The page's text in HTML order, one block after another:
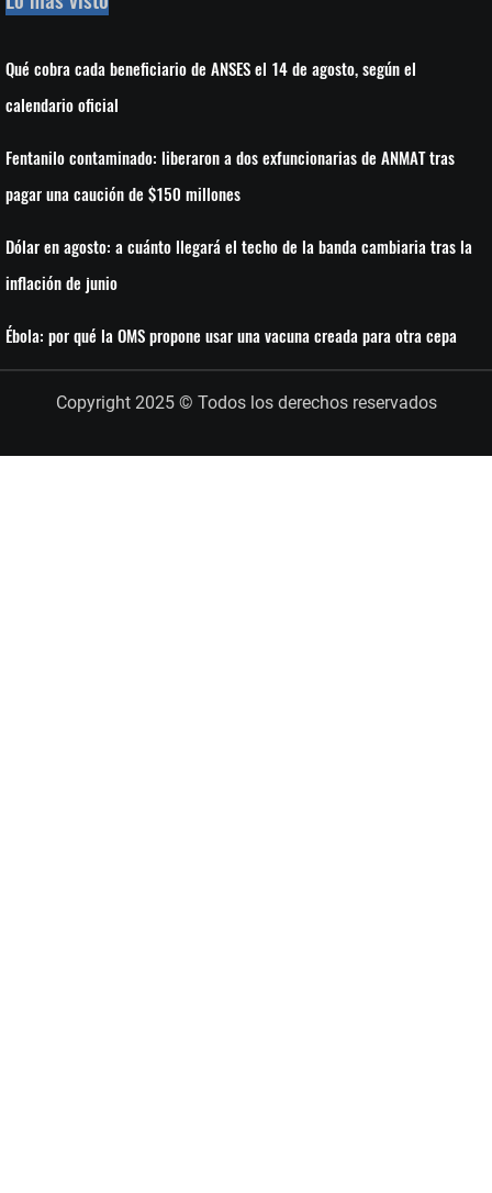
Qué cobra cada beneficiario de ANSES el 14 de agosto, según el
calendario oficial
Fentanilo contaminado: liberaron a dos exfuncionarias de ANMAT tras
pagar una caución de $150 millones
Dólar en agosto: a cuánto llegará el techo de la banda cambiaria tras la
inflación de junio
Ébola: por qué la OMS propone usar una vacuna creada para otra cepa
Copyright 2025 © Todos los derechos reservados